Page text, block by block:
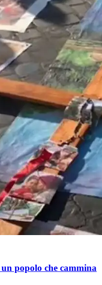
popolo che cammina